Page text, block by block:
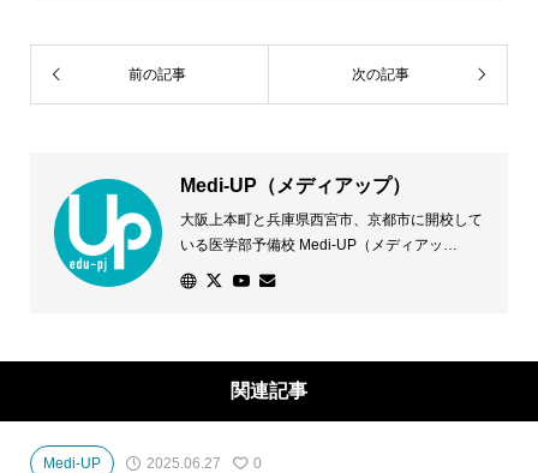
前の記事 次の記事
Medi-UP（メディアップ）
大阪上本町と兵庫県西宮市、京都市に開校して
いる医学部予備校 Medi-UP（メディアッ
プ）。医学部に合格したい！その声に応えるた
し、全ての医学部受験に対応します。
関連記事
Medi-UP 2025.06.27 0